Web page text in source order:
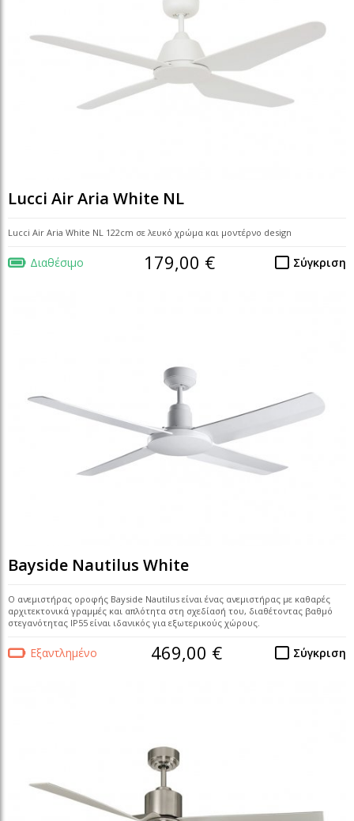
Lucci Air Aria White NL
Lucci Air Aria White NL 122cm σε λευκό χρώμα και μοντέρνο design
Διαθέσιμο Σύγκριση
179,00 €
Bayside Nautilus White
Ο ανεμιστήρας οροφής Bayside Nautilus είναι ένας ανεμιστήρας με καθαρές
αρχιτεκτονικά γραμμές και απλότητα στη σχεδίασή του, διαθέτοντας βαθμό
στεγανότητας IP55 είναι ιδανικός για εξωτερικούς χώρους.
Εξαντλημένο Σύγκριση
469,00 €